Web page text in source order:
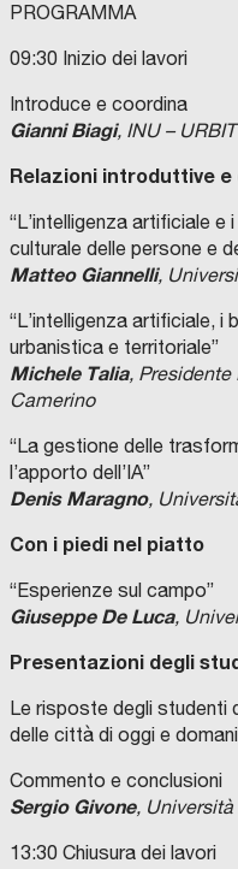
PROGRAMMA
09:30 Inizio dei lavori
Introduce e coordina
Gianni Biagi, INU – URBIT
Relazioni introduttive
“L’intelligenza artificiale
culturale delle persone e
Matteo Giannelli,
“L’intelligenza artificiale, i
urbanistica e territoriale”
Michele Talia, Presidente
Camerino
“La gestione delle
l’apporto dell’IA”
Denis Maragno,
Con i piedi nel piatto
“Esperienze sul campo”
Giuseppe De Luca,
Presentazioni degli
Le risposte degli studenti
delle città di oggi e domani
Commento e conclusioni
Sergio Givone,
13:30 Chiusura dei lavori